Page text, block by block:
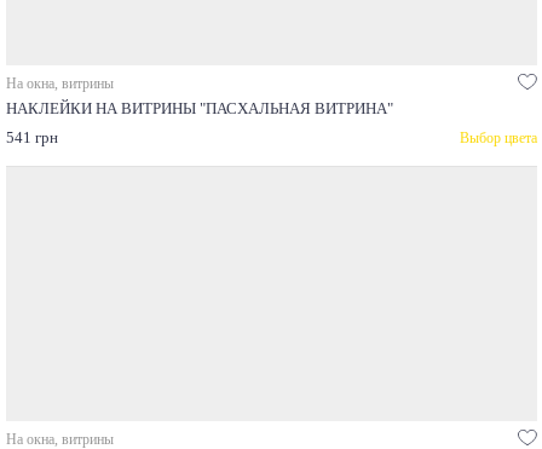
На окна, витрины
НАКЛЕЙКИ НА ВИТРИНЫ "ПАСХАЛЬНАЯ ВИТРИНА"
541 грн
Выбор цвета
На окна, витрины